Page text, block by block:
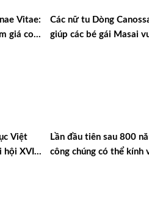
Vitae:
giá con
Các nữ tu Dòng
giúp các bé gái Masai
Việt
hội XVI
Lần đầu tiên sau 800
công chúng có thể kính